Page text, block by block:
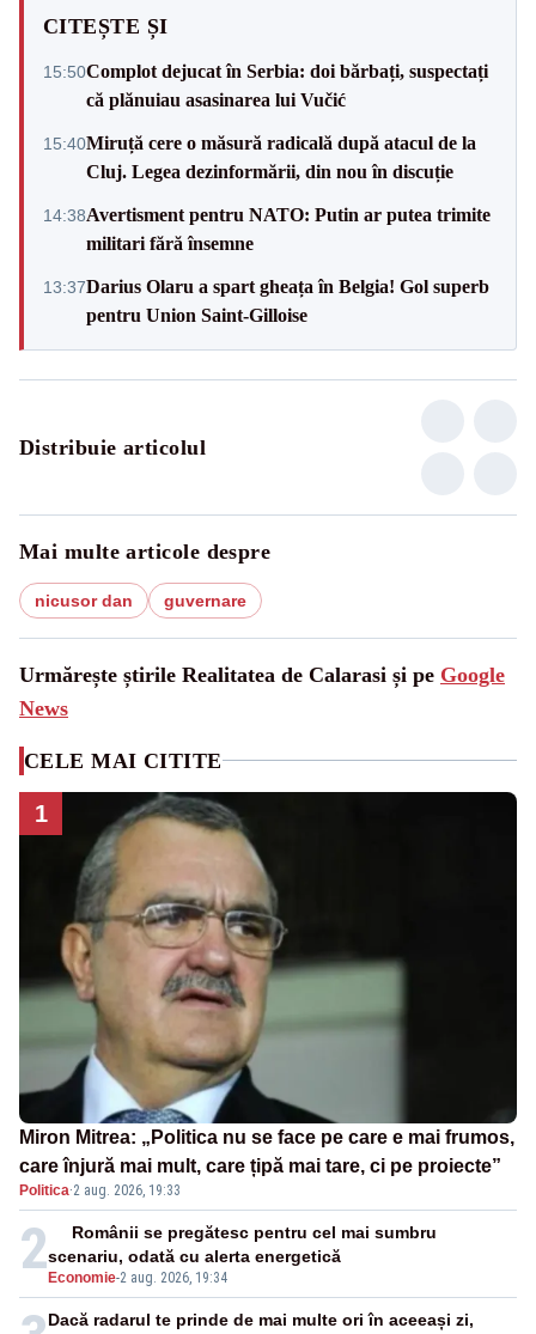
CITEȘTE ȘI
15:50Complot dejucat în Serbia: doi bărbați, suspectați
că plănuiau asasinarea lui Vučić
15:40Miruță cere o măsură radicală după atacul de la
Cluj. Legea dezinformării, din nou în discuție
14:38Avertisment pentru NATO: Putin ar putea trimite
militari fără însemne
13:37Darius Olaru a spart gheața în Belgia! Gol superb
pentru Union Saint-Gilloise
Distribuie articolul
Mai multe articole despre
nicusor dan guvernare
Urmărește știrile Realitatea de Calarasi și pe Google
News
CELE MAI CITITE
1
Miron Mitrea: „Politica nu se face pe care e mai frumos,
care înjură mai mult, care țipă mai tare, ci pe proiecte”
Politica·2 aug. 2026, 19:33
2 Economie-2 aug. 2026, 19:34
Românii se pregătesc pentru cel mai sumbru
scenariu, odată cu alerta energetică
Dacă radarul te prinde de mai multe ori în aceeași zi,